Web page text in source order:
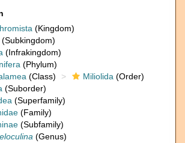
(Kingdom)
(Subkingdom)
(Infrakingdom)
(Phylum)
(Class) Miliolida (Order)
(Suborder)
(Superfamily)
(Family)
(Subfamily)
(Genus)